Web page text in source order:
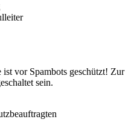
vor Spambots geschützt! Zur
sein.